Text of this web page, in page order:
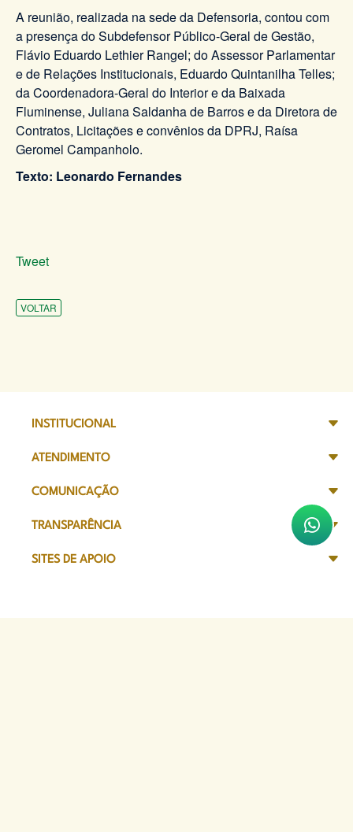
A reunião, realizada na sede da Defensoria, contou com
a presença do Subdefensor Público-Geral de Gestão,
Flávio Eduardo Lethier Rangel; do Assessor Parlamentar
e de Relações Institucionais, Eduardo Quintanilha Telles;
da Coordenadora-Geral do Interior e da Baixada
Fluminense, Juliana Saldanha de Barros e da Diretora de
Contratos, Licitações e convênios da DPRJ, Raísa
Geromel Campanholo.
Texto: Leonardo Fernandes
Tweet
VOLTAR
INSTITUCIONAL
ATENDIMENTO
COMUNICAÇÃO
TRANSPARÊNCIA
SITES DE APOIO